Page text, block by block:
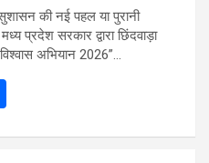
की नई पहल या पुरानी
प्रदेश सरकार द्वारा छिंदवाड़ा
अभियान 2026”…